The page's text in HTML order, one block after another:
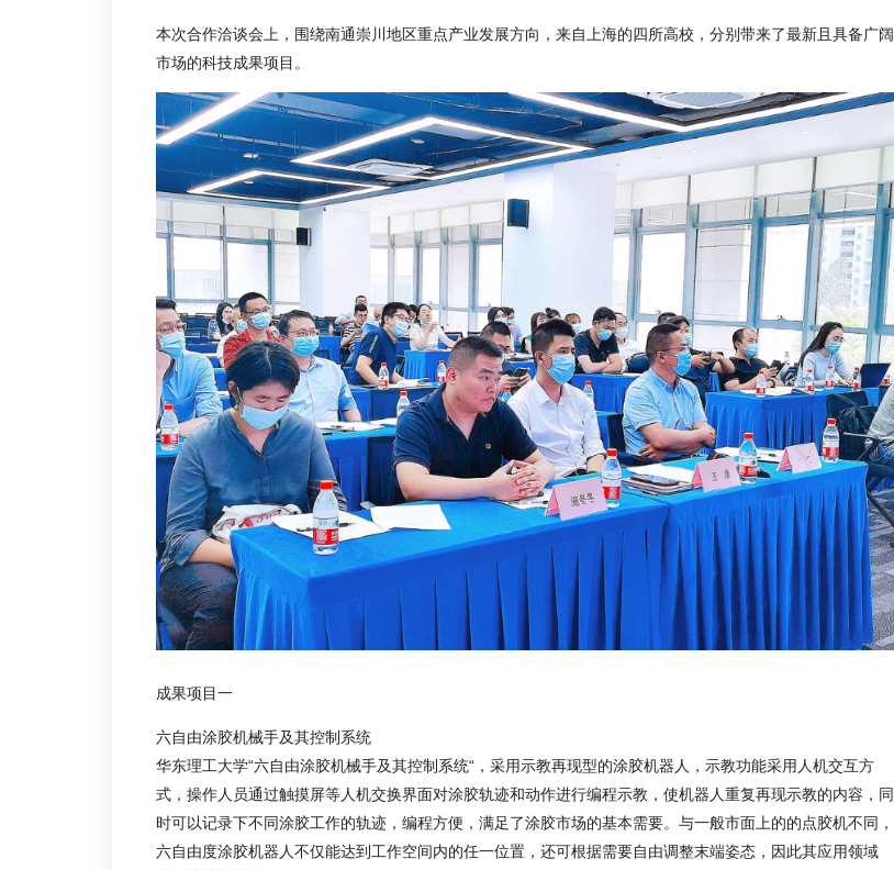
本次合作洽谈会上，围绕南通崇川地区重点产业发展方向，来自上海的四所高校，分别带来了最新且具备广阔
市场的科技成果项目。
成果项目一
六自由涂胶机械手及其控制系统
华东理工大学“六自由涂胶机械手及其控制系统“，采用示教再现型的涂胶机器人，示教功能采用人机交互方
式，操作人员通过触摸屏等人机交换界面对涂胶轨迹和动作进行编程示教，使机器人重复再现示教的内容，同
时可以记录下不同涂胶工作的轨迹，编程方便，满足了涂胶市场的基本需要。与一般市面上的的点胶机不同，
六自由度涂胶机器人不仅能达到工作空间内的任一位置，还可根据需要自由调整末端姿态，因此其应用领域